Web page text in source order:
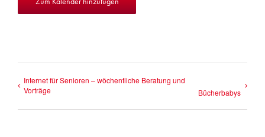
Internet für Senioren – wöchentliche Beratung und
Vorträge
Bücherbabys